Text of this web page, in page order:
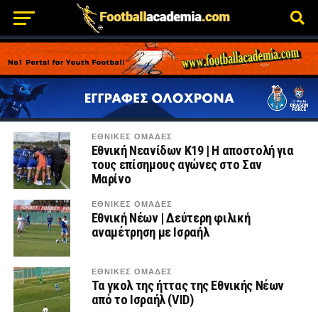
ΕΘΝΙΚΕΣ ΟΜΑΔΕΣ
Εθνική Νεανίδων Κ19 | Η αποστολή για
τους επίσημους αγώνες στο Σαν
Μαρίνο
ΕΘΝΙΚΕΣ ΟΜΑΔΕΣ
Εθνική Νέων | Δεύτερη φιλική
αναμέτρηση με Ισραήλ
ΕΘΝΙΚΕΣ ΟΜΑΔΕΣ
Τα γκολ της ήττας της Εθνικής Νέων
από το Ισραήλ (VID)